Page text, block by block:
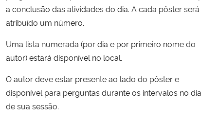
a conclusão das atividades do dia. A cada pôster será
atribuído um número.
Uma lista numerada (por dia e por primeiro nome do
autor) estará disponível no local.
O autor deve estar presente ao lado do pôster e
disponível para perguntas durante os intervalos no dia
de sua sessão.